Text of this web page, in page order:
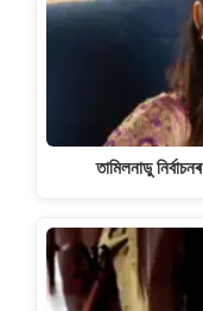
তামিলনাডু